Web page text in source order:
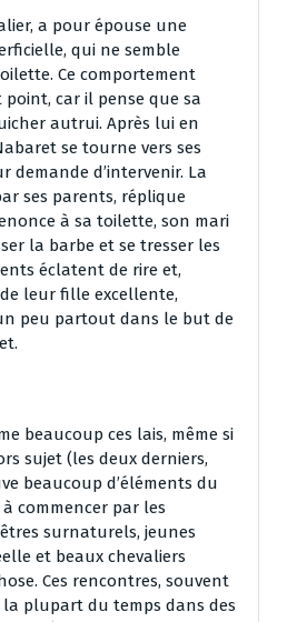
a pour épouse une
qui ne semble
Ce comportement
car il pense que sa
autrui. Après lui en
se tourne vers ses
demande d’intervenir. La
ses parents, réplique
à sa toilette, son mari
la barbe et se tresser les
éclatent de rire et,
leur fille excellente,
peu partout dans le but de
beaucoup ces lais, même si
sujet (les deux derniers,
beaucoup d’éléments du
commencer par les
surnaturels, jeunes
et beaux chevaliers
Ces rencontres, souvent
plupart du temps dans des